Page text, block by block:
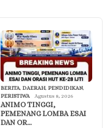
BERITA, DAERAH, PENDIDIKAN,
PERISTIWA
Agustus 8, 2026
ANIMO TINGGI,
PEMENANG LOMBA ESAI
DAN OR…